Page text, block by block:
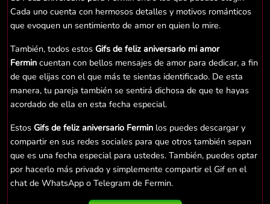
Cada uno cuenta con hermosos detalles y motivos románticos
que evoquen un sentimiento de amor en quien lo mire.
También, todos estos Gifs de feliz aniversario mi amor
Fermin cuentan con bellos mensajes de amor para dedicar, a fin
de que elijas con el que más te sientas identificado. De esta
manera, tu pareja también se sentirá dichosa de que te hayas
acordado de ella en esta fecha especial.
Estos Gifs de feliz aniversario Fermin los puedes descargar y
compartir en sus redes sociales para que otros también sepan
que es una fecha especial para ustedes. También, puedes optar
por hacerlo más privado y simplemente compartir el Gif en el
chat de WhatsApp o Telegram de Fermin.